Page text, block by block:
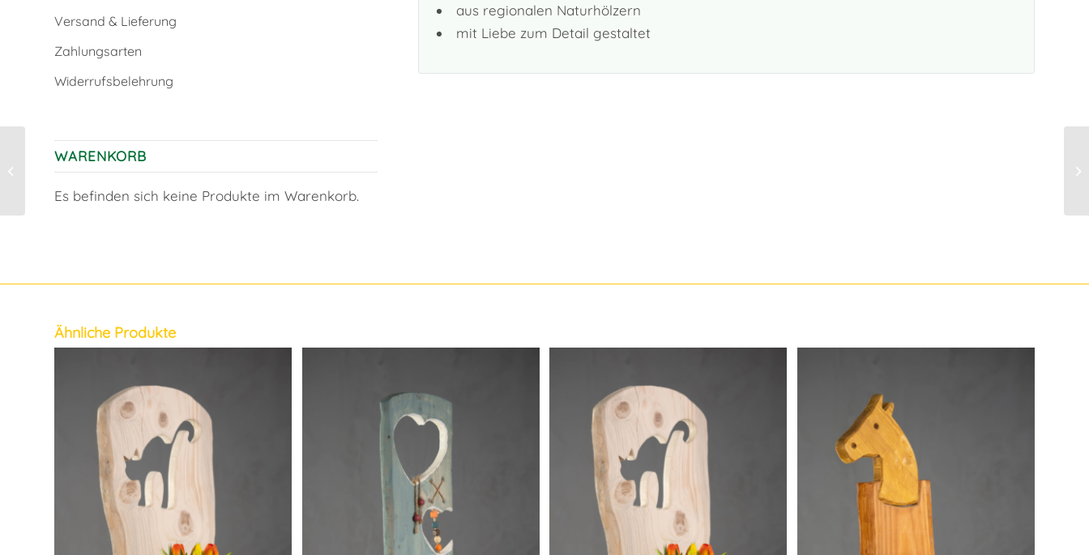
Versand & Lieferung
Zahlungsarten
Widerrufsbelehrung
WARENKORB
Es befinden sich keine Produkte im Warenkorb.
aus regionalen Naturhölzern
mit Liebe zum Detail gestaltet
Ähnliche Produkte
Holzstele „Kreise“